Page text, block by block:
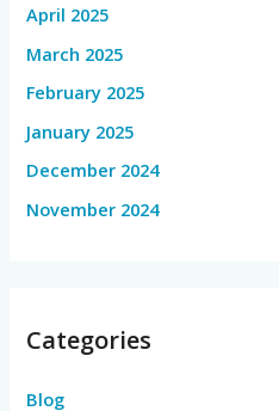
April 2025
March 2025
February 2025
January 2025
December 2024
November 2024
Categories
Blog